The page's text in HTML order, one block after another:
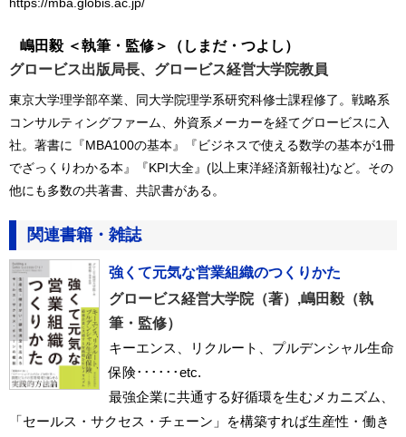
嶋田毅 ＜執筆・監修＞
（しまだ・つよし）
グロービス出版局長、グロービス経営大学院教員
東京大学理学部卒業、同大学院理学系研究科修士課程修了。戦略系
コンサルティングファーム、外資系メーカーを経てグロービスに入
社。著書に『MBA100の基本』『ビジネスで使える数学の基本が1冊
でざっくりわかる本』『KPI大全』(以上東洋経済新報社)など。その
他にも多数の共著書、共訳書がある。
関連書籍・雑誌
強くて元気な営業組織のつくりかた
グロービス経営大学院（著）,嶋田毅（執
筆・監修）
キーエンス、リクルート、プルデンシャル生命
保険･･････etc.
最強企業に共通する好循環を生むメカニズム、
「セールス・サクセス・チェーン」を構築すれば生産性・働き